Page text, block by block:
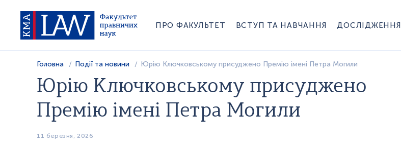
ПРО ФАКУЛЬТЕТ ВСТУП ТА НАВЧАННЯ ДОСЛІДЖЕННЯ
Головна Події та новини Юрію Ключковському присуджено Премію імені Петра Могили
Юрію Ключковському присуджено
Премію імені Петра Могили
11 березня, 2026